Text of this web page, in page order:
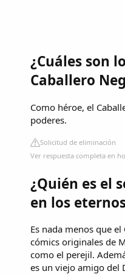
¿Cuáles son
Caballero
Como héroe, el
poderes.
Solicitud de eliminación
Ver respuesta completa en
¿Quién es el
en los
Es nada menos que
cómics originales de
como el perejil.
es un viejo amigo del